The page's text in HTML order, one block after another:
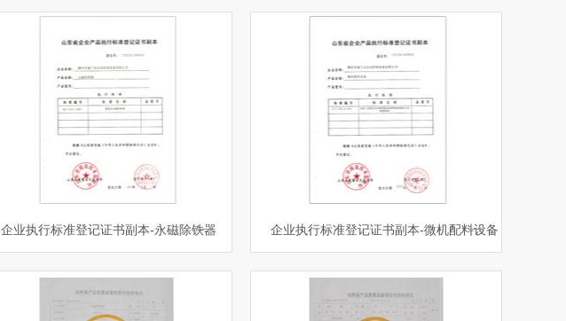
企业执行标准登记证书副本-永磁除铁器 企业执行标准登记证书副本-微机配料设备